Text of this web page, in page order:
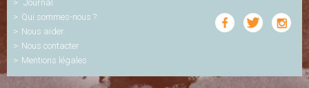
Journal
Qui sommes-nous ?
Nous aider
Nous contacter
Mentions légales